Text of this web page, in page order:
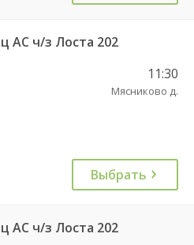
АС ч/з Лоста 202
11:30
Мясниково д.
Выбрать
АС ч/з Лоста 202